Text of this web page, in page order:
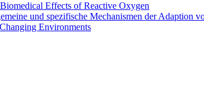
Effects of Reactive Oxygen
und spezifische Mechanismen der Adaption
Environments